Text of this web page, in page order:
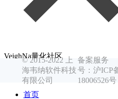
VeighNa量化社区
你的开源社区量化交易平台 |
Toggle navigation
首页
© 2015-2022 上
海韦纳软件科技
有限公司
备案服务
号：沪ICP
18006526号